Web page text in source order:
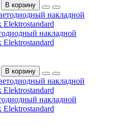
В корзину
накладной
В корзину
накладной